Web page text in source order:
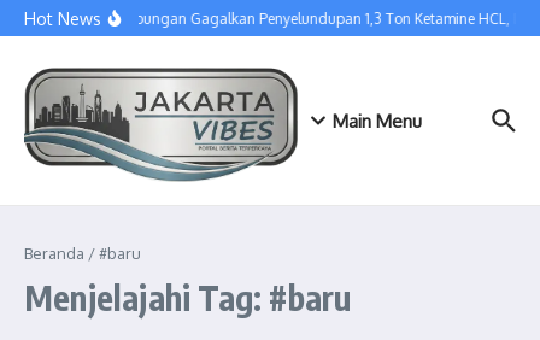
Lewati ke konten
Hot NewsTim Gabungan Gagalkan Penyelundupan 1,3 Ton Ketamine HCL,
Main Menu
Beranda /#baru
Menjelajahi Tag: #baru